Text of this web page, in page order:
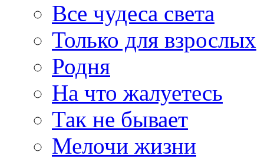
Все чудеса света
Только для взрослых
Родня
На что жалуетесь
Так не бывает
Мелочи жизни